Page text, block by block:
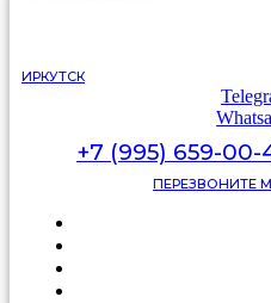
ИРКУТСК
+7 (995) 659-00-
ПЕРЕЗВОНИТЕ